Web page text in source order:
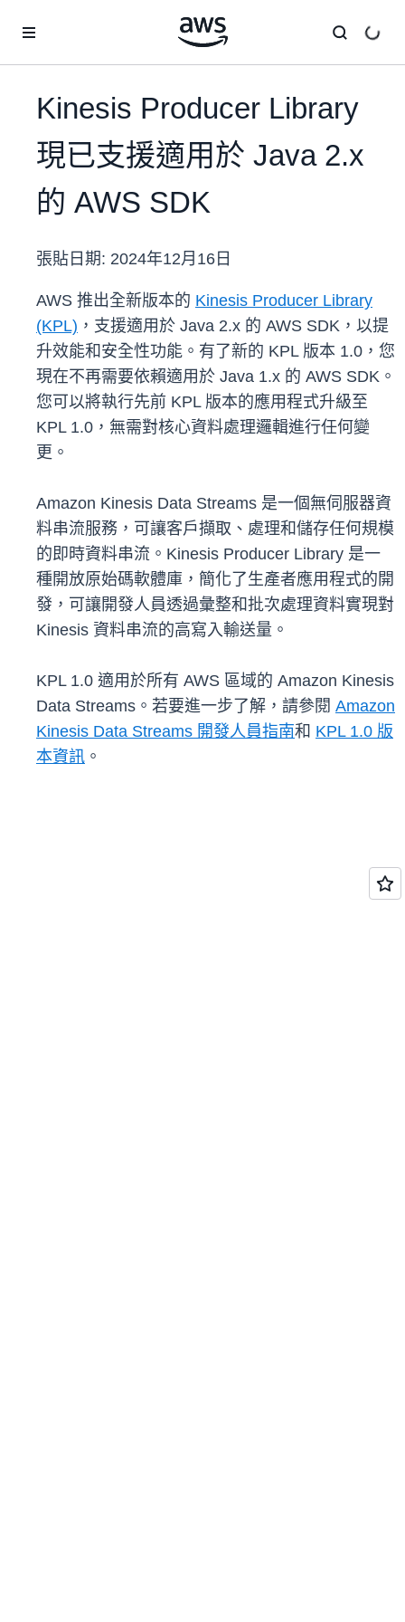
Kinesis Producer Library
現已支援適用於 Java 2.x
的 AWS SDK
張貼日期: 2024年12月16日
AWS 推出全新版本的 Kinesis Producer Library
(KPL) ，支援適用於 Java 2.x 的 AWS SDK，以提
升效能和安全性功能。有了新的 KPL 版本 1.0，您
現在不再需要依賴適用於 Java 1.x 的 AWS SDK。
您可以將執行先前 KPL 版本的應用程式升級至
KPL 1.0，無需對核心資料處理邏輯進行任何變
更。
Amazon Kinesis Data Streams 是一個無伺服器資
料串流服務，可讓客戶擷取、處理和儲存任何規模
的即時資料串流。Kinesis Producer Library 是一
種開放原始碼軟體庫，簡化了生產者應用程式的開
發，可讓開發人員透過彙整和批次處理資料實現對
Kinesis 資料串流的高寫入輸送量。
KPL 1.0 適用於所有 AWS 區域的 Amazon Kinesis
Data Streams。若要進一步了解，請參閱 Amazon
Kinesis Data Streams 開發人員指南和 KPL 1.0 版
本資訊 。